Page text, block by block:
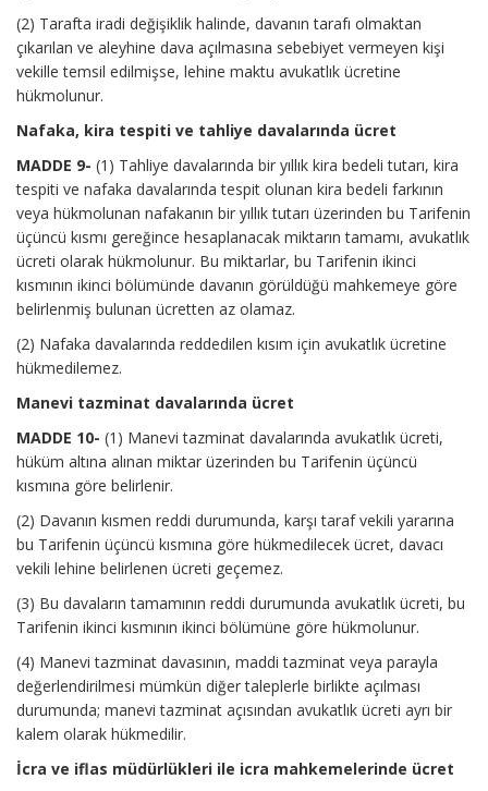
(2) Tarafta iradi değişiklik halinde, davanın tarafı olmaktan
çıkarılan ve aleyhine dava açılmasına sebebiyet vermeyen kişi
vekille temsil edilmişse, lehine maktu avukatlık ücretine
hükmolunur.
Nafaka, kira tespiti ve tahliye davalarında ücret
MADDE 9- (1) Tahliye davalarında bir yıllık kira bedeli tutarı, kira
tespiti ve nafaka davalarında tespit olunan kira bedeli farkının
veya hükmolunan nafakanın bir yıllık tutarı üzerinden bu Tarifenin
üçüncü kısmı gereğince hesaplanacak miktarın tamamı, avukatlık
ücreti olarak hükmolunur. Bu miktarlar, bu Tarifenin ikinci
kısmının ikinci bölümünde davanın görüldüğü mahkemeye göre
belirlenmiş bulunan ücretten az olamaz.
(2) Nafaka davalarında reddedilen kısım için avukatlık ücretine
hükmedilemez.
Manevi tazminat davalarında ücret
MADDE 10- (1) Manevi tazminat davalarında avukatlık ücreti,
hüküm altına alınan miktar üzerinden bu Tarifenin üçüncü
kısmına göre belirlenir.
(2) Davanın kısmen reddi durumunda, karşı taraf vekili yararına
bu Tarifenin üçüncü kısmına göre hükmedilecek ücret, davacı
vekili lehine belirlenen ücreti geçemez.
(3) Bu davaların tamamının reddi durumunda avukatlık ücreti, bu
Tarifenin ikinci kısmının ikinci bölümüne göre hükmolunur.
(4) Manevi tazminat davasının, maddi tazminat veya parayla
değerlendirilmesi mümkün diğer taleplerle birlikte açılması
durumunda; manevi tazminat açısından avukatlık ücreti ayrı bir
kalem olarak hükmedilir.
İcra ve iflas müdürlükleri ile icra mahkemelerinde ücret